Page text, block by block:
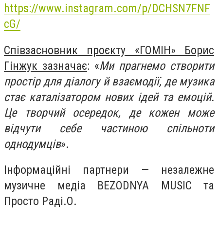
https://www.instagram.com/p/DCHSN7FNF
cG/
Співзасновник проєкту «ГОМІН» Борис
Гінжук зазначає: «Ми прагнемо створити
простір для діалогу й взаємодії, де музика
стає каталізатором нових ідей та емоцій.
Це творчий осередок, де кожен може
відчути себе частиною спільноти
однодумців».
Інформаційні партнери — незалежне
музичне медіа BEZODNYA MUSIC та
Просто Раді.О.